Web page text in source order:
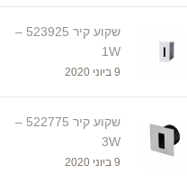
שקוע קיר 523925 –
1W
9 ביוני 2020
שקוע קיר 522775 –
3W
9 ביוני 2020